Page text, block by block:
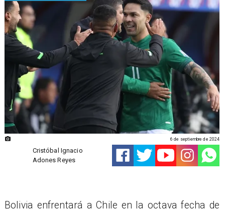
Cristóbal Ignacio
Adones Reyes
6 de septiembre de 2024
Bolivia enfrentará a Chile en la octava fecha de